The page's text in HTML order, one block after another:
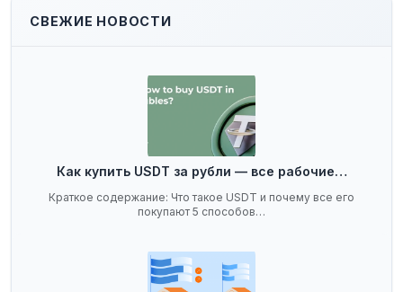
СВЕЖИЕ НОВОСТИ
Как купить USDT за рубли — все рабочие…
Краткое содержание: Что такое USDT и почему все его
покупают 5 способов…